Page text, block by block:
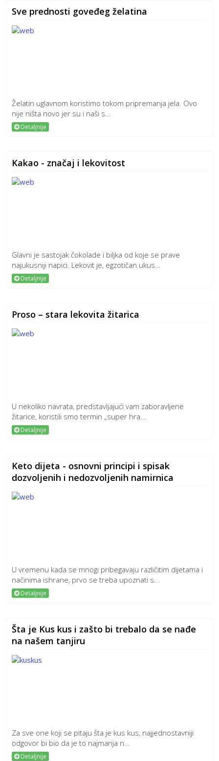
Sve prednosti goveđeg želatina
Želatin uglavnom koristimo tokom pripremanja jela. Ovo
nije ništa novo jer su i naši s...
Detaljnije
Kakao - značaj i lekovitost
Glavni je sastojak čokolade i biljka od koje se prave
najukusniji napici. Lekovit je, egzotičan ukus...
Detaljnije
Proso – stara lekovita žitarica
U nekoliko navrata, predstavljajući vam zaboravljene
žitarice, koristili smo termin „super hra...
Detaljnije
Keto dijeta - osnovni principi i spisak
dozvoljenih i nedozvoljenih namirnica
U vremenu kada se mnogi pribegavaju različitim dijetama i
načinima ishrane, prvo se treba upoznati s...
Detaljnije
Šta je Kus kus i zašto bi trebalo da se nađe
na našem tanjiru
Za sve one koji se pitaju šta je kus kus, najjednostavniji
odgovor bi bio da je to najmanja n...
Detaljnije